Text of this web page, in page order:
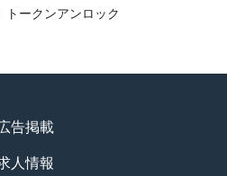
トークンアンロック
告掲載
人情報